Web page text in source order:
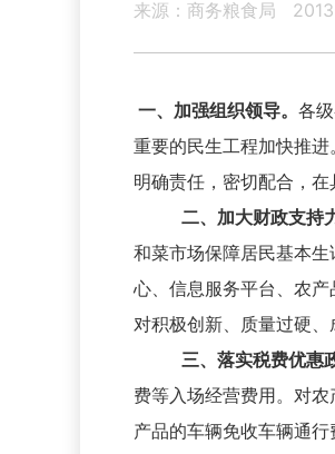
来源：商务粮食局
一、加强组织领导。 各
重要的民生工程加快推
明确责任，密切配合，
二、加大财政支持
和菜市场保障居民基本
心、信息服务平台、农
对积极创新、质量过硬、
三、落实税费优惠
费等入场经营费用。对
产品的车辆免收车辆通行